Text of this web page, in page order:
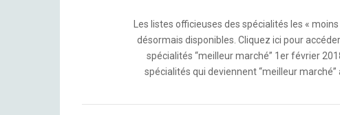
Les listes officieuses des spécialités les «
désormais disponibles. Cliquez ici pour
spécialités “meilleur marché” 1er février
spécialités qui deviennent “meilleur marché”